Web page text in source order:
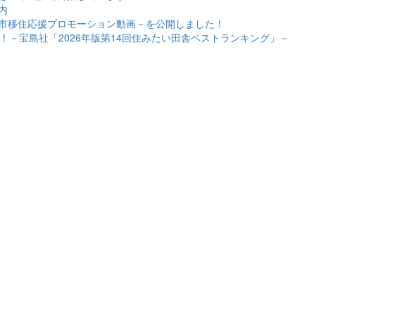
移住応援プロモーション動画－を公開しました！
－宝島社「2026年版第14回住みたい田舎ベストランキング」－